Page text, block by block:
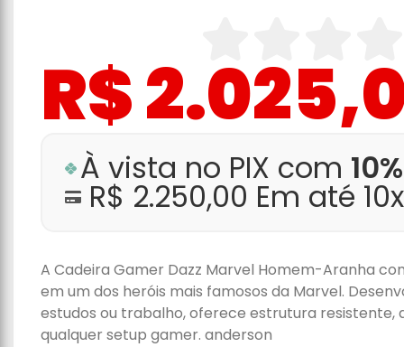
R$
À vista no PIX com
R$ 2.250,00 Em até
A Cadeira Gamer Dazz Marvel Homem-Aranha
em um dos heróis mais famosos da Marvel.
estudos ou trabalho, oferece estrutura
qualquer setup gamer. anderson